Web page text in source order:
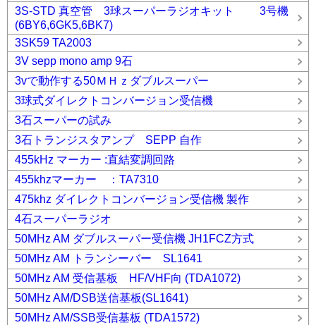
3S-STD 真空管 3球スーパーラジオキット 3号機
(6BY6,6GK5,6BK7)
3SK59 TA2003
3V sepp mono amp 9石
3vで動作する50ＭＨｚダブルスーパー
3球式ダイレクトコンバージョン受信機
3石スーパーの試み
3石トランジスタアンプ SEPP 自作
455kHz マーカー :直結変調回路
455khzマーカー ：TA7310
475khz ダイレクトコンバージョン受信機 製作
4石スーパーラジオ
50MHz AM ダブルスーパー受信機 JH1FCZ方式
50MHz AM トランシーバー SL1641
50MHz AM 受信基板 HF/VHF向 (TDA1072)
50MHz AM/DSB送信基板(SL1641)
50MHz AM/SSB受信基板 (TDA1572)